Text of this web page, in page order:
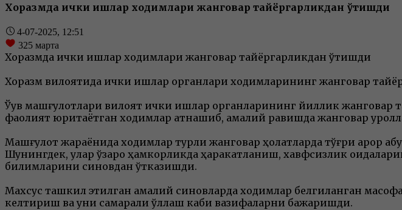
Хоразмда ички ишлар ходимлари жанговар тайёргарликдан ўтишди
4-07-2025, 12:51
325 марта
Хоразмда ички ишлар ходимлари жанговар тайёргарликдан ўтишди
Хоразм вилоятида ички ишлар органлари ходимларининг жанговар
Ўқув машғулотлари вилоят ички ишлар органларининг йиллик жанговар
фаолият юритаётган ходимлар қатнашиб, амалий равишда жанговар
Машғулот жараёнида ходимлар турли жанговар ҳолатларда тўғри қарор
Шунингдек, улар ўзаро ҳамкорликда ҳаракатланиш, хавфсизлик
билимларини синовдан ўтказишди.
Махсус ташкил этилган амалий синовларда ходимлар белгиланган
келтириш ва уни самарали қўллаш каби вазифаларни бажаришди.